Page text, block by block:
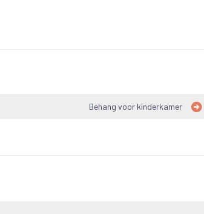
Behang voor kinderkamer